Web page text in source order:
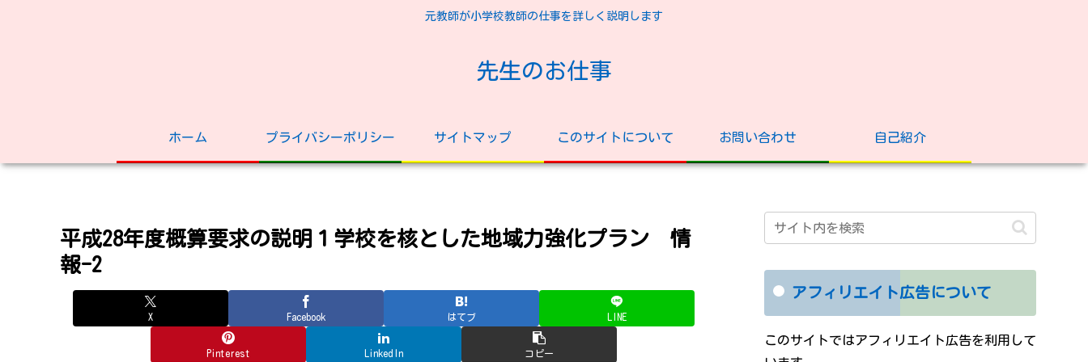
元教師が小学校教師の仕事を詳しく説明します
先生のお仕事
ホーム プライバシーポリシー サイトマップ このサイトについて お問い合わせ 自己紹介
平成28年度概算要求の説明１学校を核とした地域力強化プラン 情
報-2
X Facebook はてブ LINE
Pinterest LinkedIn コピー
アフィリエイト広告について
このサイトではアフィリエイト広告を利用して